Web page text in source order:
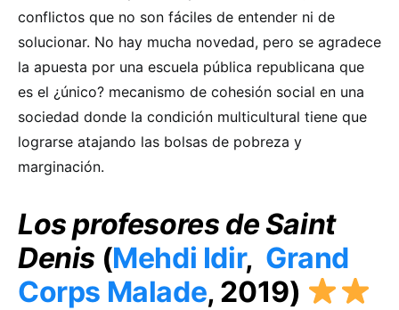
conflictos que no son fáciles de entender ni de
solucionar. No hay mucha novedad, pero se agradece
la apuesta por una escuela pública republicana que
es el ¿único? mecanismo de cohesión social en una
sociedad donde la condición multicultural tiene que
lograrse atajando las bolsas de pobreza y
marginación.
Los profesores de Saint
Denis (Mehdi Idir, Grand
Corps Malade, 2019)